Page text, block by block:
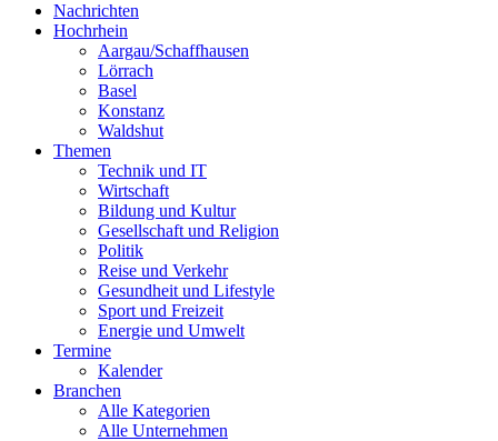
Nachrichten
Hochrhein
Aargau/Schaffhausen
Lörrach
Basel
Konstanz
Waldshut
Themen
Technik und IT
Wirtschaft
Bildung und Kultur
Gesellschaft und Religion
Politik
Reise und Verkehr
Gesundheit und Lifestyle
Sport und Freizeit
Energie und Umwelt
Termine
Kalender
Branchen
Alle Kategorien
Alle Unternehmen